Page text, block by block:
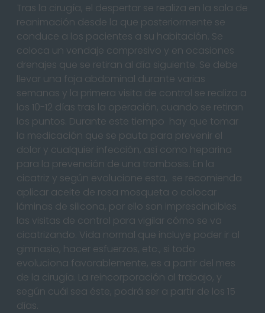
Tras la cirugía, el despertar se realiza en la sala de
reanimación desde la que posteriormente se
conduce a los pacientes a su habitación. Se
coloca un vendaje compresivo y en ocasiones
drenajes que se retiran al día siguiente. Se debe
llevar una faja abdominal durante varias
semanas y la primera visita de control se realiza a
los 10-12 días tras la operación, cuando se retiran
los puntos. Durante este tiempo hay que tomar
la medicación que se pauta para prevenir el
dolor y cualquier infección, así como heparina
para la prevención de una trombosis. En la
cicatriz y según evolucione esta, se recomienda
aplicar aceite de rosa mosqueta o colocar
láminas de silicona, por ello son imprescindibles
las visitas de control para vigilar cómo se va
cicatrizando. Vida normal que incluye poder ir al
gimnasio, hacer esfuerzos, etc., si todo
evoluciona favorablemente, es a partir del mes
de la cirugía. La reincorporación al trabajo, y
según cuál sea éste, podrá ser a partir de los 15
días.